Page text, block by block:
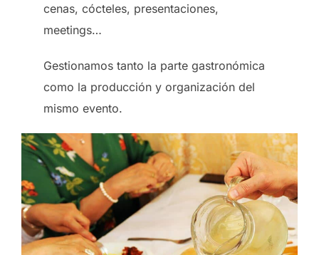
cenas, cócteles, presentaciones,
meetings…
Gestionamos tanto la parte gastronómica
como la producción y organización del
mismo evento.